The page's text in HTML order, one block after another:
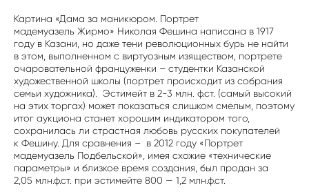
Картина «Дама за маникюром. Портрет
мадемуазель Жирмо» Николая Фешина написана в 1917
году в Казани, но даже тени революционных бурь не найти
в этом, выполненном с виртуозным изяществом, портрете
очаровательной француженки – студентки Казанской
художественной школы (портрет происходит из собрания
семьи художника). Эстимейт в 2-3 млн. ф.ст. (самый высокий
на этих торгах) может показаться слишком смелым, поэтому
итог аукциона станет хорошим индикатором того,
сохранилась ли страстная любовь русских покупателей
к Фешину. Для сравнения – в 2012 году «Портрет
мадемуазель Подбельской», имея схожие «технические
параметры» и близкое время создания, был продан за
2,05 млн.ф.ст. при эстимейте 800 — 1,2 млн.ф.ст.